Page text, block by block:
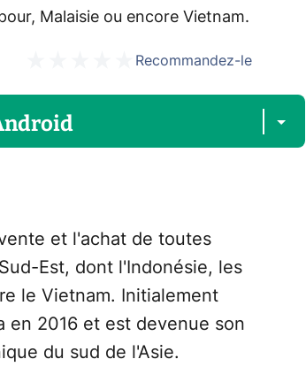
Malaisie ou encore Vietnam.
Recommandez-le
et l'achat de toutes
Est, dont l'Indonésie, les
le Vietnam. Initialement
en 2016 et est devenue son
du sud de l'Asie.